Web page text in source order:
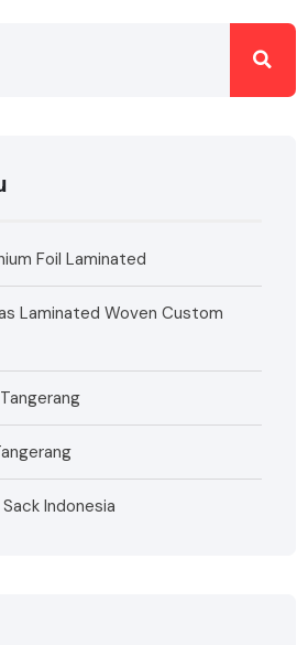
Foil Laminated
Laminated Woven Custom
Indonesia